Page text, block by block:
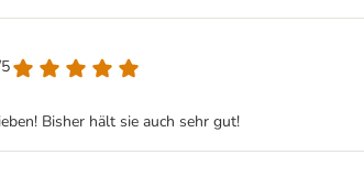
Bisher hält sie auch sehr gut!